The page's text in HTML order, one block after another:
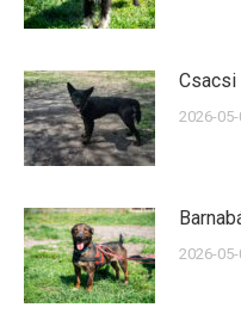
Csacsi
2026-
2026-